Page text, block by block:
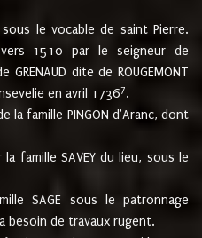
le vocable de saint Pierre.
1510 par le seigneur de
GRENAUD dite de ROUGEMONT
en avril 17367.
la famille PINGON d'Aranc, dont
famille SAVEY du lieu, sous le
SAGE sous le patronnage
besoin de travaux rugent.